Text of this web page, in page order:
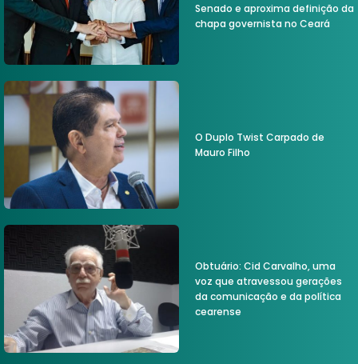
Senado e aproxima definição da
chapa governista no Ceará
O Duplo Twist Carpado de
Mauro Filho
Obtuário: Cid Carvalho, uma
voz que atravessou gerações
da comunicação e da política
cearense